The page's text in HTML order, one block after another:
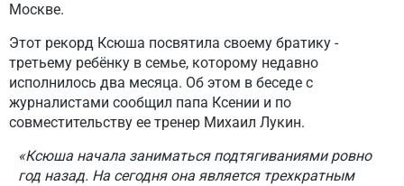
Москве.
Этот рекорд Ксюша посвятила своему братику -
третьему ребёнку в семье, которому недавно
исполнилось два месяца. Об этом в беседе с
журналистами сообщил папа Ксении и по
совместительству ее тренер Михаил Лукин.
«Ксюша начала заниматься подтягиваниями ровно
год назад. На сегодня она является трехкратным